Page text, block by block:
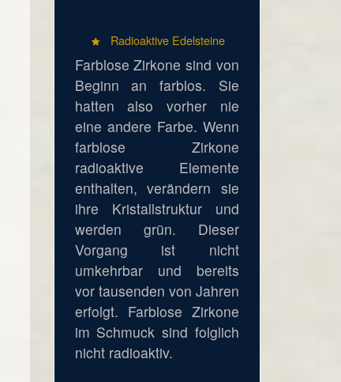
Radioaktive Edelsteine
Farblose Zirkone sind von
Beginn an farblos. Sie
hatten also vorher nie
eine andere Farbe. Wenn
farblose Zirkone
radioaktive Elemente
enthalten, verändern sie
ihre Kristallstruktur und
werden grün. Dieser
Vorgang ist nicht
umkehrbar und bereits
vor tausenden von Jahren
erfolgt. Farblose Zirkone
im Schmuck sind folglich
nicht radioaktiv.